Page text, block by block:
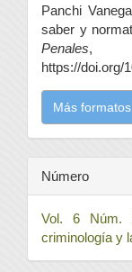
artículo
Panchi
saber y
Penales
https://doi.org/
Más
Número
Vol. 6 Núm.
criminología y